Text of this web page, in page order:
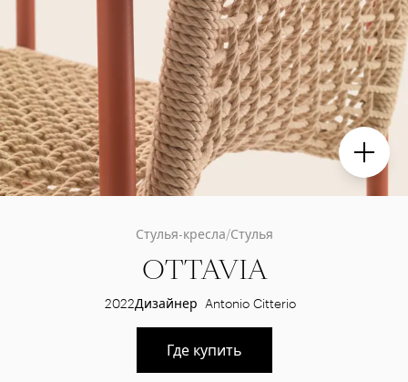
Стулья-кресла/Стулья
OTTAVIA
2022Дизайнер Antonio Citterio
Где купить